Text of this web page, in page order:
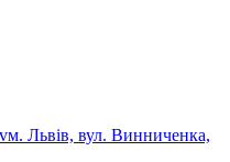
м. Львів, вул. Винниченка,